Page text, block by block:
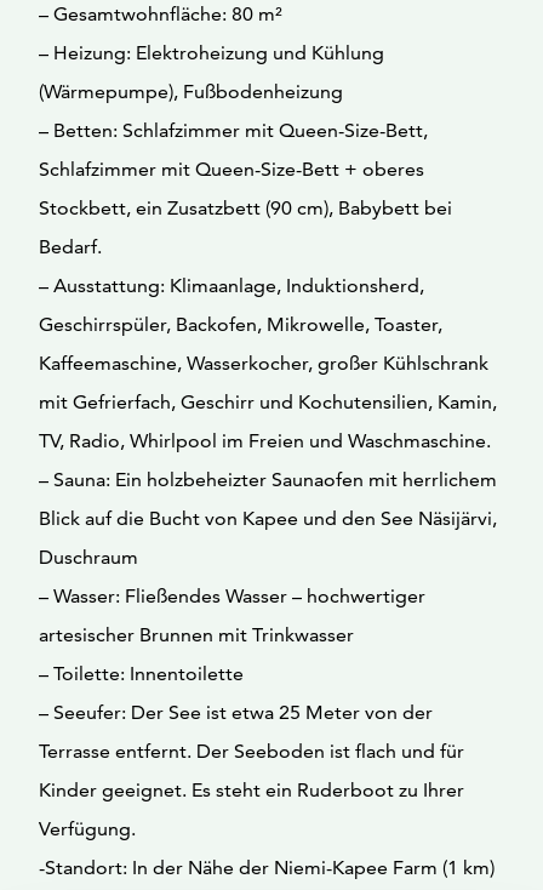
– Gesamtwohnfläche: 80 m²
– Heizung: Elektroheizung und Kühlung
(Wärmepumpe), Fußbodenheizung
– Betten: Schlafzimmer mit Queen-Size-Bett,
Schlafzimmer mit Queen-Size-Bett + oberes
Stockbett, ein Zusatzbett (90 cm), Babybett bei
Bedarf.
– Ausstattung: Klimaanlage, Induktionsherd,
Geschirrspüler, Backofen, Mikrowelle, Toaster,
Kaffeemaschine, Wasserkocher, großer Kühlschrank
mit Gefrierfach, Geschirr und Kochutensilien, Kamin,
TV, Radio, Whirlpool im Freien und Waschmaschine.
– Sauna: Ein holzbeheizter Saunaofen mit herrlichem
Blick auf die Bucht von Kapee und den See Näsijärvi,
Duschraum
– Wasser: Fließendes Wasser – hochwertiger
artesischer Brunnen mit Trinkwasser
– Toilette: Innentoilette
– Seeufer: Der See ist etwa 25 Meter von der
Terrasse entfernt. Der Seeboden ist flach und für
Kinder geeignet. Es steht ein Ruderboot zu Ihrer
Verfügung.
-Standort: In der Nähe der Niemi-Kapee Farm (1 km)